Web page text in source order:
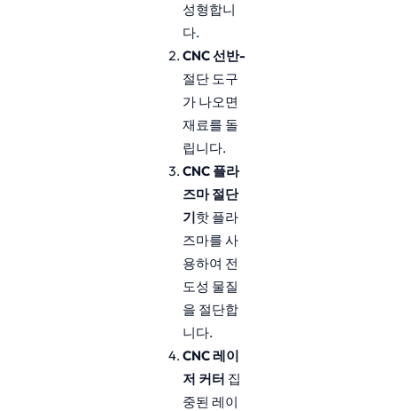
성형합니
다.
CNC 선반-
절단 도구
가 나오면
재료를 돌
립니다.
CNC 플라
즈마 절단
기핫 플라
즈마를 사
용하여 전
도성 물질
을 절단합
니다.
CNC 레이
저 커터 집
중된 레이